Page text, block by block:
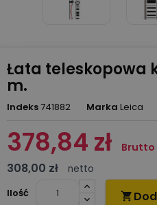
Łata teleskopowa
m.
Indeks 741882 Marka Leica
378,84 zł Brutto
308,00 zł
netto
Ilość
